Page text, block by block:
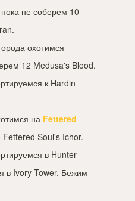
не соберем 10
охотимся
12 Medusa's Blood.
к Hardin
на Fettered
Soul's Ichor.
в Hunter
в Ivory Tower. Бежим